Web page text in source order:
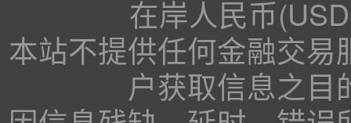
在岸人民币
本站不提供任何金融交
户获取信息之目